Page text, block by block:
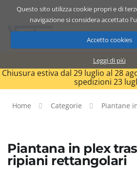
Questo sito utilizza cookie propri e di
navigazione si considera accettato
Accetto cookies
Leggi di più
Catalogo Carrello
Chiusura estiva dal 29 luglio al 28
spedizioni 23
Home Categorie Piantane
Piantana in plex
ripiani rettangolari